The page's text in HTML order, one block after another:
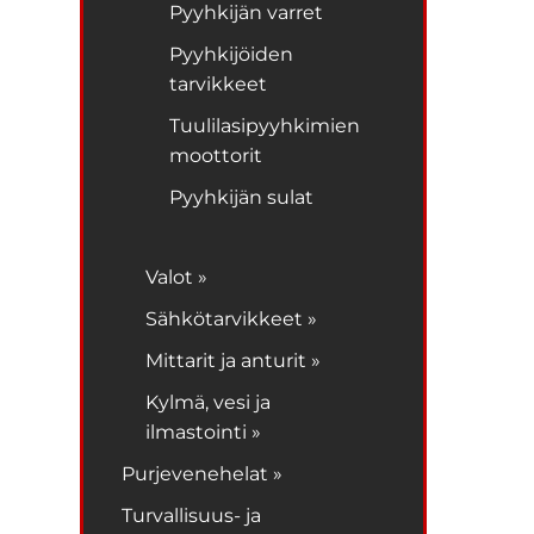
Pyyhkijän varret
Pyyhkijöiden
tarvikkeet
Tuulilasipyyhkimien
moottorit
Pyyhkijän sulat
Valot »
Sähkötarvikkeet »
Mittarit ja anturit »
Kylmä, vesi ja
ilmastointi »
Purjevenehelat »
Turvallisuus- ja